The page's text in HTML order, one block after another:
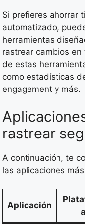
Si prefieres ahorrar
automatizado,
herramientas
rastrear cambios
de estas
como estadísticas
engagement y más.
rastrear
A continuación, te
las aplicaciones
Aplicación
a